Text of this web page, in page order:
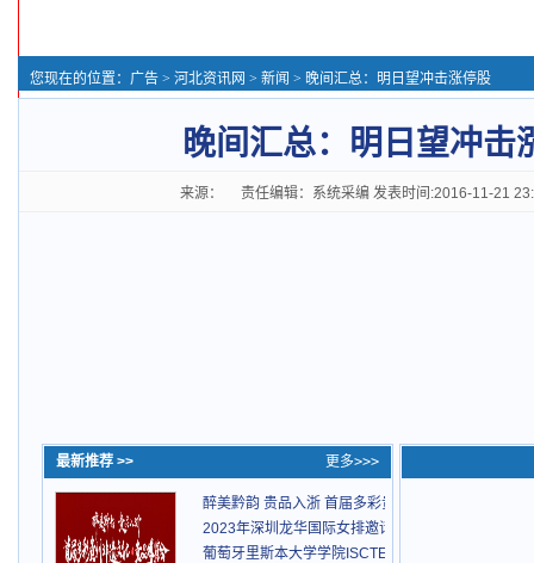
您现在的位置： 广告 > 河北资讯网 > 新闻 > 晚间汇总：明日望冲击涨停股
晚间汇总：明日望冲击
来源： 责任编辑：系统采编 发表时间:2016-11-21
最新推荐 >> 更多>>>
醉美黔韵 贵品入浙 首届多彩贵州非遗文化-贵品博览
2023年深圳龙华国际女排邀请赛成功举办
葡萄牙里斯本大学学院ISCTE-IUL简介